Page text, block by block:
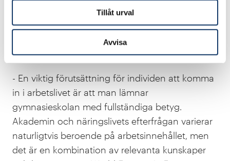
Tillåt urval
Avvisa
kontakt både med akademin och med
näringslivet. Vilka kompetenser, kunskaper
och förmågor efterfrågas av akademin och av
näringslivet?
- En viktig förutsättning för individen att komma
in i arbetslivet är att man lämnar
gymnasieskolan med fullständiga betyg.
Akademin och näringslivets efterfrågan varierar
naturligtvis beroende på arbetsinnehållet, men
det är en kombination av relevanta kunskaper